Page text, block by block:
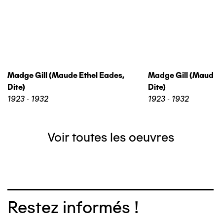
Madge Gill (maude Ethel Eades,
Dite)
1923 - 1932
Madge Gill (maude
Dite)
1923 - 1932
Voir toutes les oeuvres
Restez informés !